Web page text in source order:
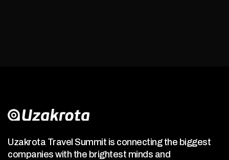
Uzakrota Travel Summit is connecting the biggest
companies with the brightest minds and